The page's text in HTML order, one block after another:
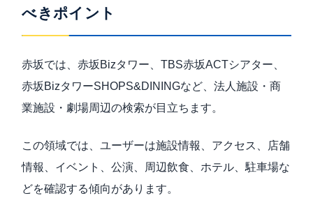
べきポイント
赤坂では、赤坂Bizタワー、TBS赤坂ACTシアター、
赤坂BizタワーSHOPS&DININGなど、法人施設・商
業施設・劇場周辺の検索が目立ちます。
この領域では、ユーザーは施設情報、アクセス、店舗
情報、イベント、公演、周辺飲食、ホテル、駐車場な
どを確認する傾向があります。